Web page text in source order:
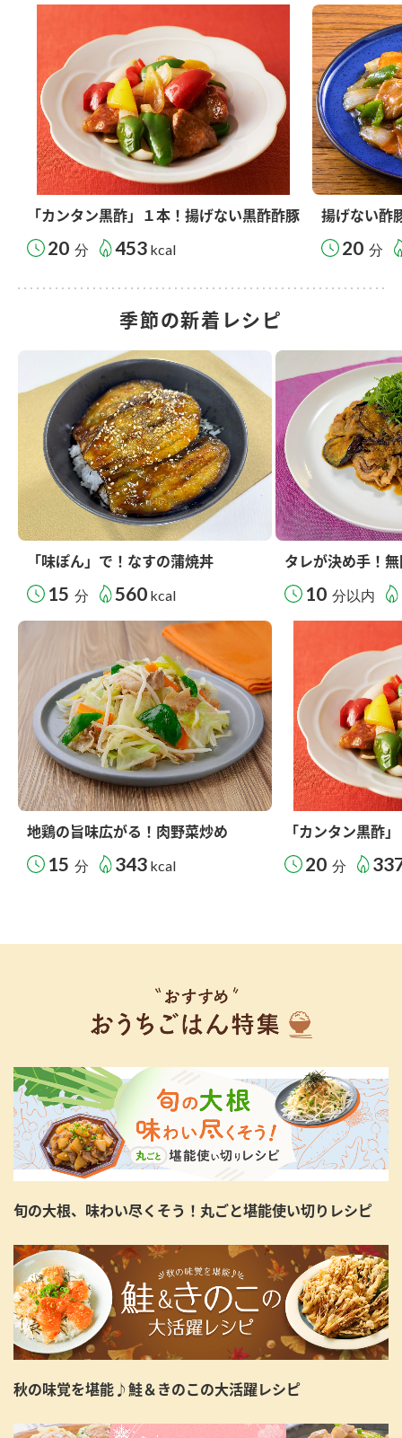
「カンタン黒酢」１本！揚げない黒酢酢豚
20 分 453 kcal
揚げない酢
20 分
季節の新着レシピ
「味ぽん」で！なすの蒲焼丼
15 分 560 kcal
タレが決め手！
10 分以内
地鶏の旨味広がる！肉野菜炒め
15 分 343 kcal
「カンタン黒酢
20 分
旬の大根、味わい尽くそう！丸ごと堪能使い切りレシピ
秋の味覚を堪能♪鮭＆きのこの大活躍レシピ